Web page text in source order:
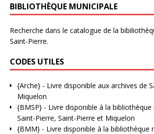
BIBLIOTHÈQUE MUNICIPALE
Recherche dans le catalogue de la
Saint-Pierre.
CODES UTILES
{Arche} - Livre disponible aux archives de
Miquelon
{BMSP} - Livre disponible à la bibliothèque
Saint-Pierre, Saint-Pierre et Miquelon
{BMM} - Livre disponible à la bibliothèque